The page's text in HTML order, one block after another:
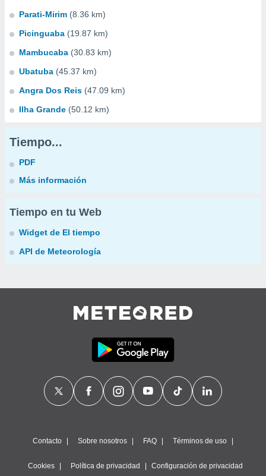
Parati-Mirim (8.36 km)
Picinguaba (19.87 km)
Mambucaba (30.83 km)
Ubatuba (45.37 km)
Angra Dos Reis (47.09 km)
Ilha Grande (50.12 km)
Tiempo...
PDF
Más información
Tiempo en tu Web
Widget de El tiempo
API de Meteorología
Contacto Sobre nosotros FAQ Términos de uso
Cookies Política de privacidad Configuración de privacidad